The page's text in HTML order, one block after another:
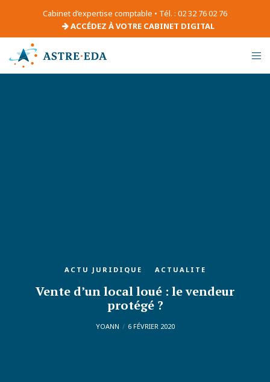
Cabinet d’expertise comptable • Tél. : 02 32 76 02 76
ACCÉDEZ À VOTRE CABINET DIGITAL
ACTU JURIDIQUE ACTUALITE
Vente d’un local loué : le vendeur
protégé ?
YOANN 6 FÉVRIER 2020